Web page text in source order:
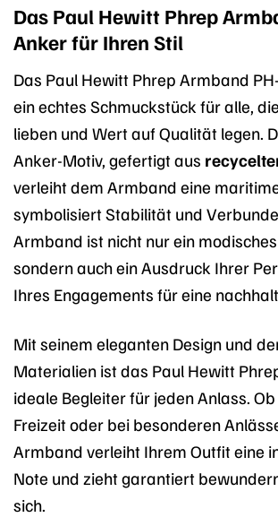
Das Paul Hewitt Phrep
Anker für Ihren Stil
Das Paul Hewitt Phrep Armband
ein echtes Schmuckstück für alle,
lieben und Wert auf Qualität legen.
Anker-Motiv, gefertigt aus
verleiht dem Armband eine
symbolisiert Stabilität und
Armband ist nicht nur ein
sondern auch ein Ausdruck Ihrer
Ihres Engagements für eine
Mit seinem eleganten Design und
Materialien ist das Paul Hewitt
ideale Begleiter für jeden Anlass.
Freizeit oder bei besonderen
Armband verleiht Ihrem Outfit eine
Note und zieht garantiert
sich.